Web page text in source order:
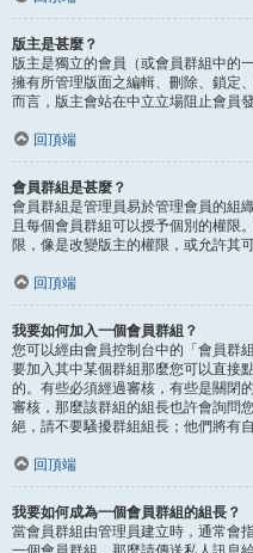
版主是甚麼？
版主是獨立的會員（或會員群組中的
擁有所管理版面之編輯、刪除、鎖定
而言，版主會站在中立立場阻止會員
回頂端
會員群組是甚麼？
會員群組是管理員易於管理會員的組
且每個會員群組可以授予個別的權限
限，像是改變版主的權限，或允許其
回頂端
我要如何加入一個會員群組？
您可以經由會員控制台中的「會員群
要加入其中某個群組那麼您可以直接
的。有些必須經過審核，有些是關閉
審核，那麼該群組的組長也許會詢問
絕，請不要騷擾群組組長；他們將有自
回頂端
我要如何成為一個會員群組的組長？
當會員群組由管理員建立時，通常會